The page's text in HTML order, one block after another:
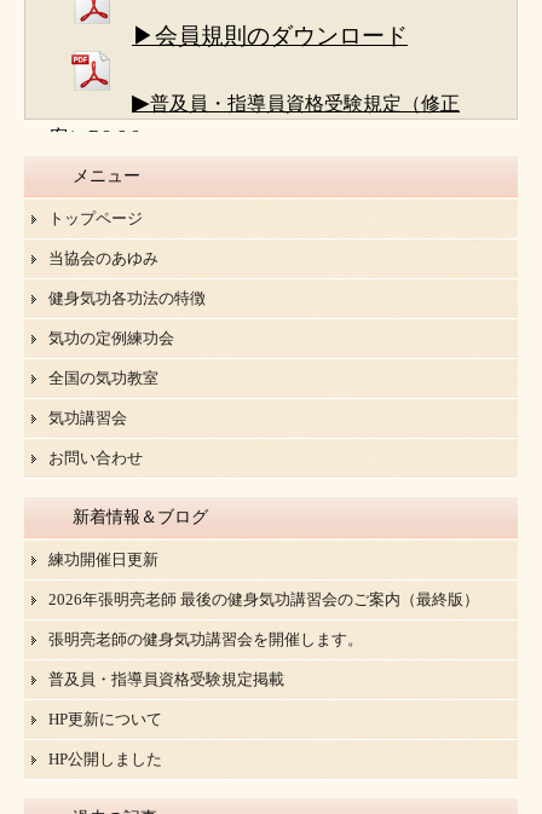
▶会員規則のダウンロード
▶普及員・指導員資格受験規定（修正
案）R8.6.8
メニュー
トップページ
当協会のあゆみ
健身気功各功法の特徴
気功の定例練功会
全国の気功教室
気功講習会
お問い合わせ
新着情報＆ブログ
練功開催日更新
2026年張明亮老師 最後の健身気功講習会のご案内（最終版）
張明亮老師の健身気功講習会を開催します。
普及員・指導員資格受験規定掲載
HP更新について
HP公開しました